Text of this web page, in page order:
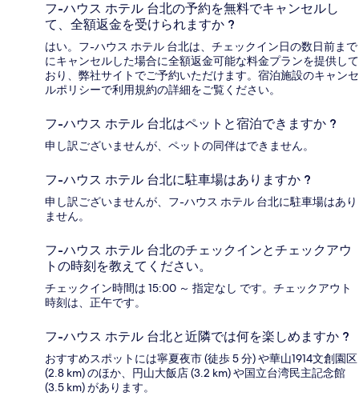
フ-ハウス ホテル 台北の予約を無料でキャンセルし
て、全額返金を受けられますか ?
はい。フ-ハウス ホテル 台北は、チェックイン日の数日前まで
にキャンセルした場合に全額返金可能な料金プランを提供して
おり、弊社サイトでご予約いただけます。宿泊施設のキャンセ
ルポリシーで利用規約の詳細をご覧ください。
フ-ハウス ホテル 台北はペットと宿泊できますか ?
申し訳ございませんが、ペットの同伴はできません。
フ-ハウス ホテル 台北に駐車場はありますか ?
申し訳ございませんが、フ-ハウス ホテル 台北に駐車場はあり
ません。
フ-ハウス ホテル 台北のチェックインとチェックアウ
トの時刻を教えてください。
チェックイン時間は 15:00 ～ 指定なし です。チェックアウト
時刻は、正午です。
フ-ハウス ホテル 台北と近隣では何を楽しめますか ?
おすすめスポットには寧夏夜市 (徒歩 5 分) や華山1914文創園区
(2.8 km) のほか、円山大飯店 (3.2 km) や国立台湾民主記念館
(3.5 km) があります。